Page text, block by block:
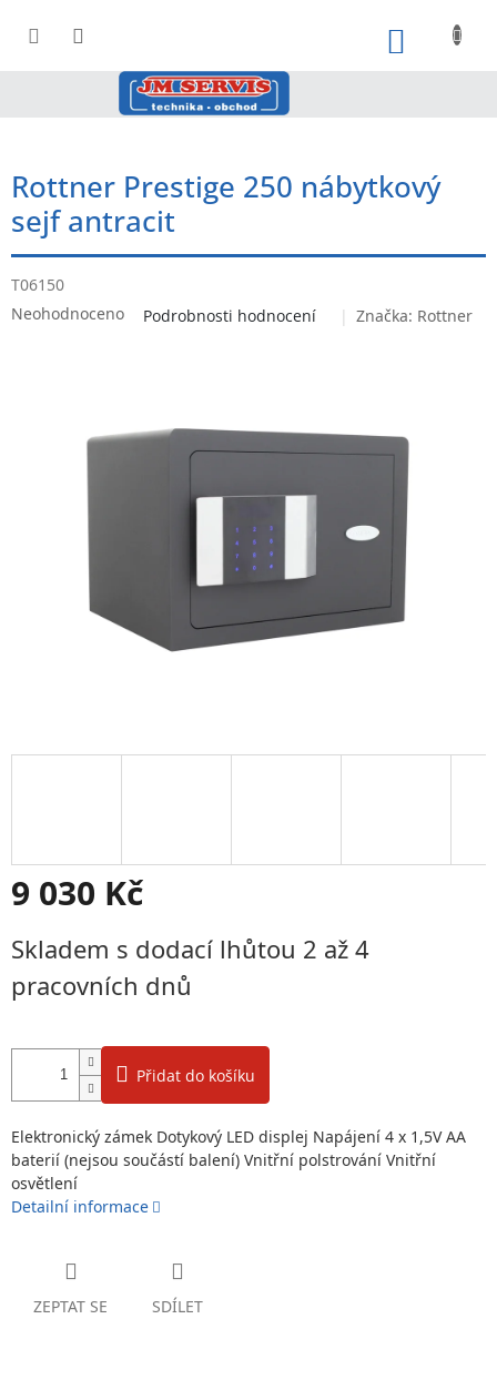
Rottner Prestige 250 nábytkový
sejf antracit
T06150
Průměrné
Neohodnoceno Podrobnosti hodnocení Značka: Rottner
9 030 Kč
cena:
Skladem s dodací lhůtou 2 až 4
pracovních dnů
Přidat do košíku
Elektronický zámek Dotykový LED displej Napájení 4 x 1,5V AA
baterií (nejsou součástí balení) Vnitřní polstrování Vnitřní
osvětlení
Detailní informace
ZEPTAT SE SDÍLET